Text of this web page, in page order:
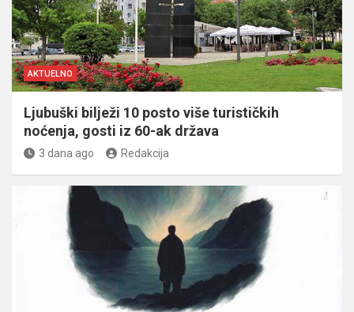
AKTUELNO
Ljubuški bilježi 10 posto više turističkih
noćenja, gosti iz 60-ak država
3 dana ago Redakcija